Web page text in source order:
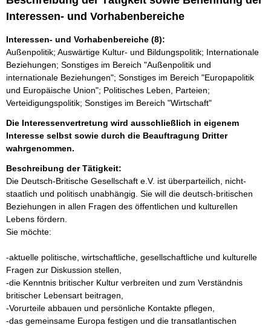
Interessen- und Vorhabenbereiche
Interessen- und Vorhabenbereiche (8):
Außenpolitik; Auswärtige Kultur- und Bildungspolitik; Internationale
Beziehungen; Sonstiges im Bereich "Außenpolitik und
internationale Beziehungen"; Sonstiges im Bereich "Europapolitik
und Europäische Union"; Politisches Leben, Parteien;
Verteidigungspolitik; Sonstiges im Bereich "Wirtschaft"
Die Interessenvertretung wird ausschließlich in eigenem
Interesse selbst sowie durch die Beauftragung Dritter
wahrgenommen.
Beschreibung der Tätigkeit:
Die Deutsch-Britische Gesellschaft e.V. ist überparteilich, nicht-
staatlich und politisch unabhängig. Sie will die deutsch-britischen
Beziehungen in allen Fragen des öffentlichen und kulturellen
Lebens fördern.
Sie möchte:
-aktuelle politische, wirtschaftliche, gesellschaftliche und kulturelle
Fragen zur Diskussion stellen,
-die Kenntnis britischer Kultur verbreiten und zum Verständnis
britischer Lebensart beitragen,
-Vorurteile abbauen und persönliche Kontakte pflegen,
-das gemeinsame Europa festigen und die transatlantischen